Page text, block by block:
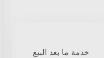
خدمة ما بعد البيع